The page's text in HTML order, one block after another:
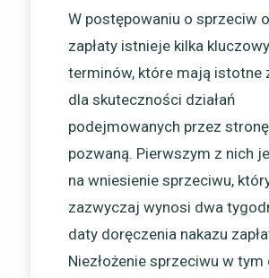
W postępowaniu o sprzeciw
zapłaty istnieje kilka
terminów, które mają istotne
dla skuteczności działań
podejmowanych przez stronę
pozwaną. Pierwszym z nich
na wniesienie sprzeciwu,
zazwyczaj wynosi dwa
daty doręczenia nakazu
Niezłożenie sprzeciwu w tym